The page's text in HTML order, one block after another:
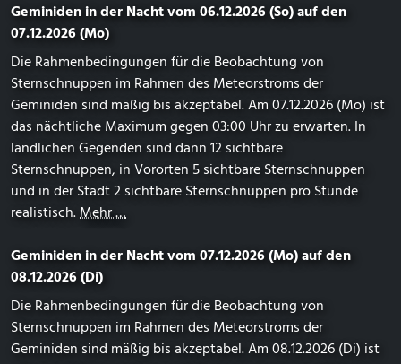
Geminiden in der Nacht vom 06.12.2026 (So) auf den
07.12.2026 (Mo)
Die Rahmenbedingungen für die Beobachtung von
Sternschnuppen im Rahmen des Meteorstroms der
Geminiden sind mäßig bis akzeptabel. Am 07.12.2026 (Mo) ist
das nächtliche Maximum gegen 03:00 Uhr zu erwarten. In
ländlichen Gegenden sind dann 12 sichtbare
Sternschnuppen, in Vororten 5 sichtbare Sternschnuppen
und in der Stadt 2 sichtbare Sternschnuppen pro Stunde
realistisch.Mehr …
Geminiden in der Nacht vom 07.12.2026 (Mo) auf den
08.12.2026 (Di)
Die Rahmenbedingungen für die Beobachtung von
Sternschnuppen im Rahmen des Meteorstroms der
Geminiden sind mäßig bis akzeptabel. Am 08.12.2026 (Di) ist